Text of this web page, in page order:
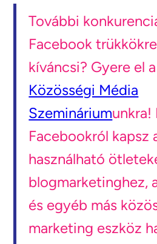
További
Facebook
kíváncsi? Gyere el
Közösségi Média
Szemináriumunkra!
Facebookról kapsz
használható
blogmarketinghez,
és egyéb más
marketing eszköz